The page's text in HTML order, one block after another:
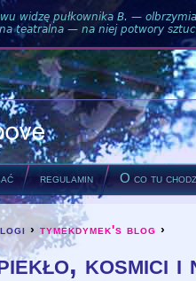
widzę pułkownika B. —
teatralna — na niej potwory
regulamin O co tu
›tymekdymek's blog ›
kosmici